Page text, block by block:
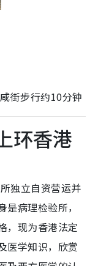
街步行约10分钟
环香港
独立自资营运并
病理检验所，
，现为香港法定
医学知识，欣赏